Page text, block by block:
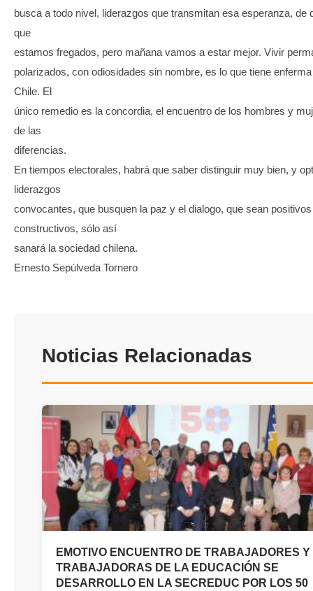
busca a todo nivel, liderazgos que transmitan esa esperanza, de
que
estamos fregados, pero mañana vamos a estar mejor. Vivir
polarizados, con odiosidades sin nombre, es lo que tiene
Chile. El
único remedio es la concordia, el encuentro de los hombres y
de las
diferencias.
En tiempos electorales, habrá que saber distinguir muy bien, y
liderazgos
convocantes, que busquen la paz y el dialogo, que sean
constructivos, sólo así
sanará la sociedad chilena.
Ernesto Sepúlveda Tornero
Noticias Relacionadas
EMOTIVO ENCUENTRO DE TRABAJADORES Y
TRABAJADORAS DE LA EDUCACIÓN SE
DESARROLLO EN LA SECREDUC POR LOS 50